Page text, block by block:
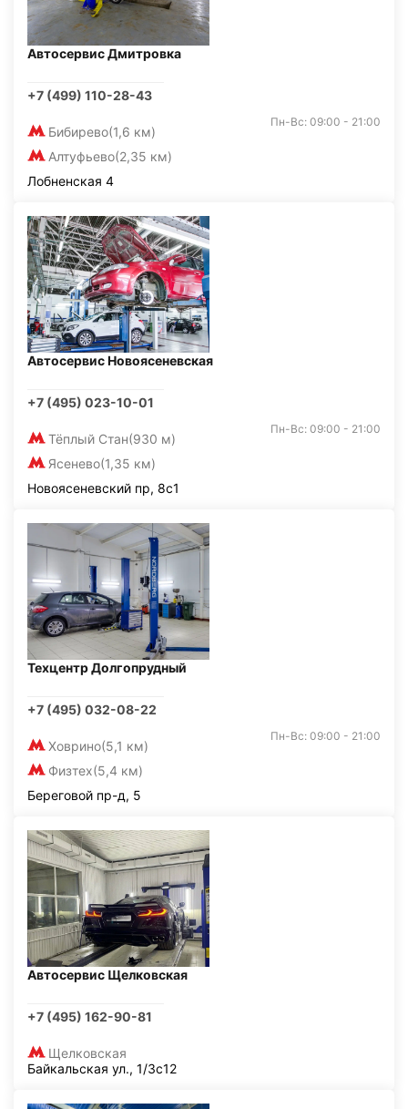
Автосервис Дмитровка
+7 (499) 110-28-43
Бибирево(1,6 км)
Алтуфьево(2,35 км)
Пн-Вс: 09:00 - 21:00
Лобненская 4
Автосервис Новоясеневская
+7 (495) 023-10-01
Тёплый Стан(930 м)
Ясенево(1,35 км)
Пн-Вс: 09:00 - 21:00
Новоясеневский пр, 8с1
Техцентр Долгопрудный
+7 (495) 032-08-22
Ховрино(5,1 км)
Физтех(5,4 км)
Пн-Вс: 09:00 - 21:00
Береговой пр-д, 5
Автосервис Щелковская
+7 (495) 162-90-81
Щелковская
Байкальская ул., 1/3с12